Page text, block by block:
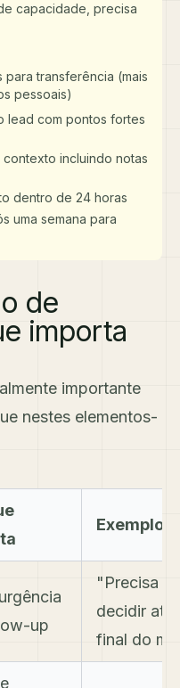
capacidade, precisa
para transferência (mais
pessoais)
lead com pontos fortes
incluindo notas
dentro de 24 horas
uma semana para
de
importa
importante
nestes elementos-
Exemplo
up
"Precisa
decidir até
final do